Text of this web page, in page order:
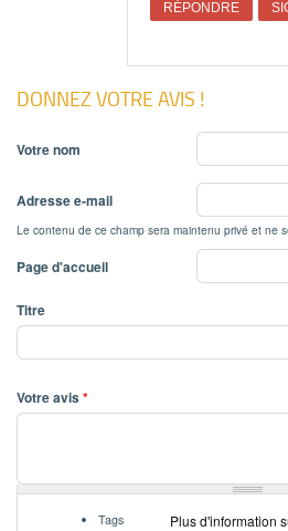
RÉPONDRE
DONNEZ VOTRE AVIS !
Votre nom
Adresse e-mail
Le contenu de ce champ sera maintenu privé et ne
Page d'accueil
Titre
Votre avis*
Plus d'information
Tags